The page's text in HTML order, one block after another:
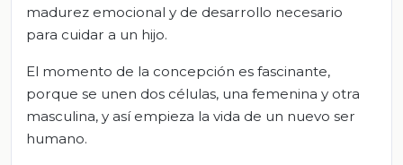
madurez emocional y de desarrollo necesario
para cuidar a un hijo.
El momento de la concepción es fascinante,
porque se unen dos células, una femenina y otra
masculina, y así empieza la vida de un nuevo ser
humano.